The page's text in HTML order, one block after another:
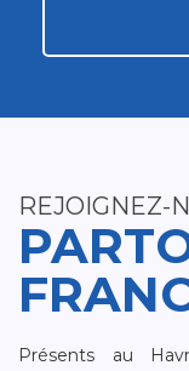
REJOIGNEZ-
Présents au